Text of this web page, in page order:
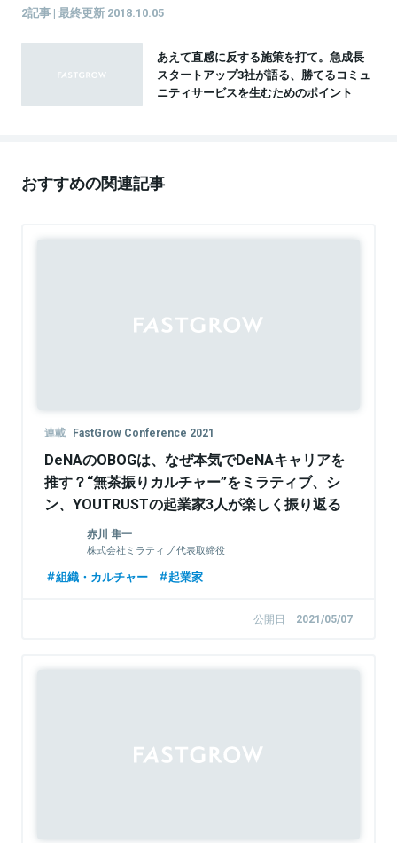
2記事 | 最終更新 2018.10.05
あえて直感に反する施策を打て。急成長
スタートアップ3社が語る、勝てるコミュ
ニティサービスを生むためのポイント
おすすめの関連記事
連載 FastGrow Conference 2021
DeNAのOBOGは、なぜ本気でDeNAキャリアを
推す？“無茶振りカルチャー”をミラティブ、シ
ン、YOUTRUSTの起業家3人が楽しく振り返る
赤川 隼一
株式会社ミラティブ 代表取締役
組織・カルチャー 起業家
公開日 2021/05/07